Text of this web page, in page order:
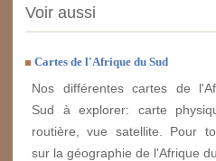
Voir aussi
Cartes de l'Afrique du Sud
Nos différentes cartes de
Sud à explorer: carte
routière, vue satellite. Pour
sur la géographie de l'Afrique